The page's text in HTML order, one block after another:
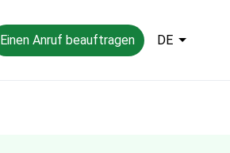
Einen Anruf beauftragen DE